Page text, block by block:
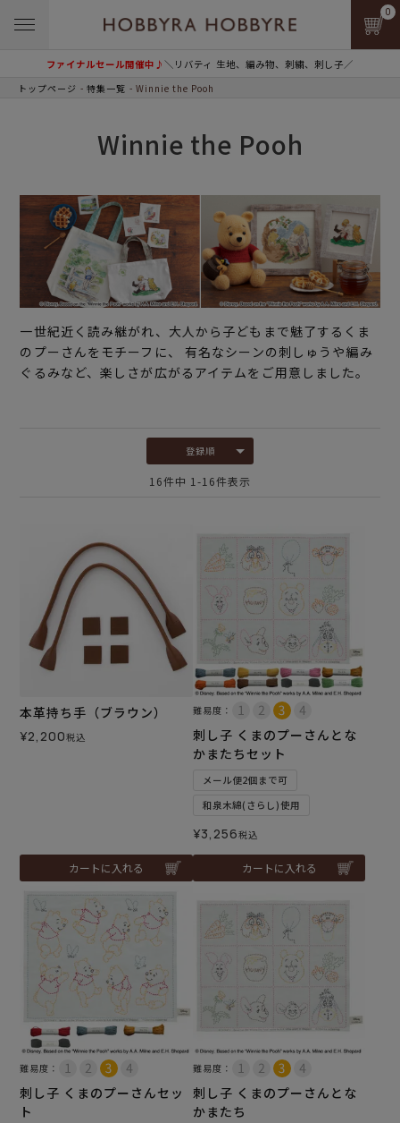
ファイナルセール開催中♪＼リバティ 生地、編み物、刺繍、刺し子／
0
トップページ 特集一覧 Winnie the Pooh
Winnie the Pooh
一世紀近く読み継がれ、大人から子どもまで魅了するくま
のプーさんをモチーフに、 有名なシーンの刺しゅうや編み
ぐるみなど、楽しさが広がるアイテムをご用意しました。
登録順
16件中 1 -16件表示
本革持ち手（ブラウン）
¥2,200税込
カートに入れる
難易度：
刺し子 くまのプーさんとな
かまたちセット
メール便2個まで可
和泉木綿(さらし)使用
¥3,256税込
カートに入れる
難易度：
刺し子 くまのプーさんセッ
ト
難易度：
刺し子 くまのプーさんとな
かまたち